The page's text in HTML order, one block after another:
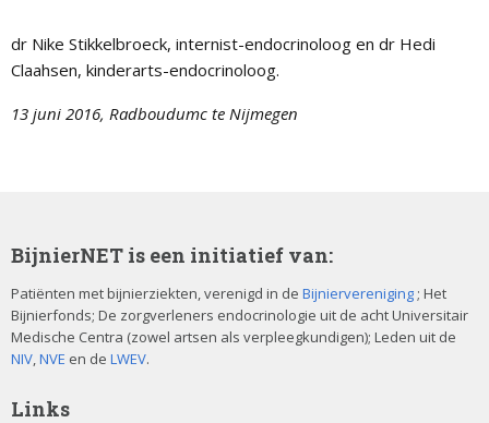
dr Nike Stikkelbroeck, internist-endocrinoloog en dr Hedi
Claahsen, kinderarts-endocrinoloog.
13 juni 2016, Radboudumc te Nijmegen
BijnierNET is een initiatief van:
Patiënten met bijnierziekten, verenigd in de Bijniervereniging ; Het
Bijnierfonds; De zorgverleners endocrinologie uit de acht Universitair
Medische Centra (zowel artsen als verpleegkundigen); Leden uit de
NIV,NVE en de LWEV.
Links